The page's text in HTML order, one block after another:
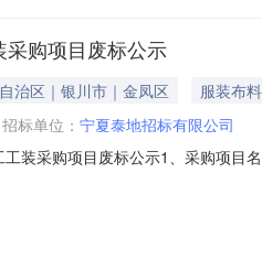
购项目废标公示
治区｜银川市｜金凤区
服装布料
招标单位： 宁夏泰地招标有限公司
装采购项目废标公示1、采购项目
：0951-5127788宁夏泰地招标有